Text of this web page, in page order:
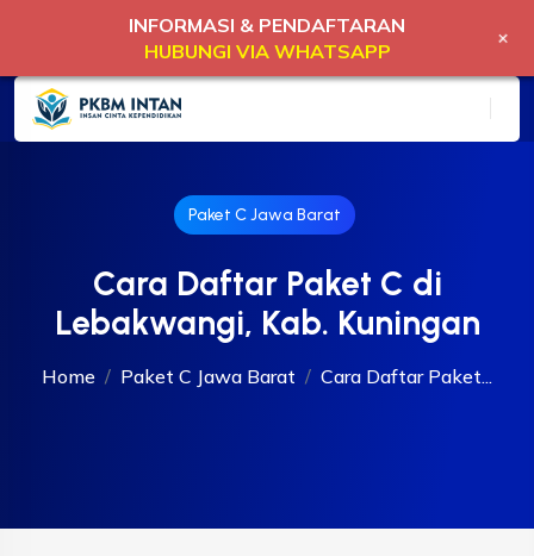
Paket C Jawa Barat
Cara Daftar Paket C di
Lebakwangi, Kab. Kuningan
Home Paket C Jawa Barat Cara Daftar Paket...
INFORMASI & PENDAFTARAN
HUBUNGI VIA WHATSAPP
+